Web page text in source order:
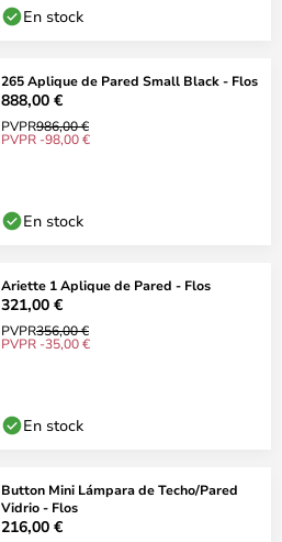
En stock
265 Aplique de Pared Small Black - Flos
888,00 €
PVPR986,00 €
PVPR -98,00 €
En stock
Ariette 1 Aplique de Pared - Flos
321,00 €
PVPR356,00 €
PVPR -35,00 €
En stock
Button Mini Lámpara de Techo/Pared
Vidrio - Flos
216,00 €